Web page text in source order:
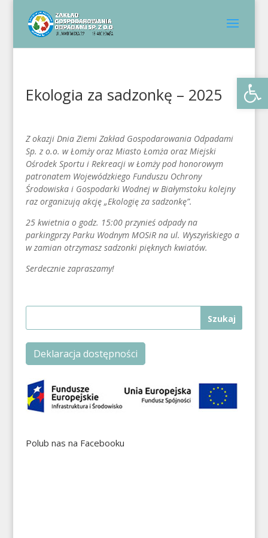
Ekologia za sadzonkę – 2025
Z okazji Dnia Ziemi Zakład Gospodarowania Odpadami
Sp. z o.o. w Łomży oraz Miasto Łomża oraz Miejski
Ośrodek Sportu i Rekreacji w Łomży pod honorowym
patronatem Wojewódzkiego Funduszu Ochrony
Środowiska i Gospodarki Wodnej w Białymstoku kolejny
raz organizują akcję „Ekologię za sadzonkę”.
25 kwietnia o godz. 15:00 przynieś odpady na
parkingprzy Parku Wodnym MOSiR na ul. Wyszyńskiego a
w zamian otrzymasz sadzonki pięknych kwiatów.
Serdecznie zapraszamy!
Deklaracja dostępności
Polub nas na Facebooku